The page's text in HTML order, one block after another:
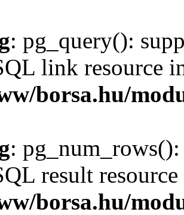
: pg_query():
link resource
borsa.hu/
:
result
borsa.hu/